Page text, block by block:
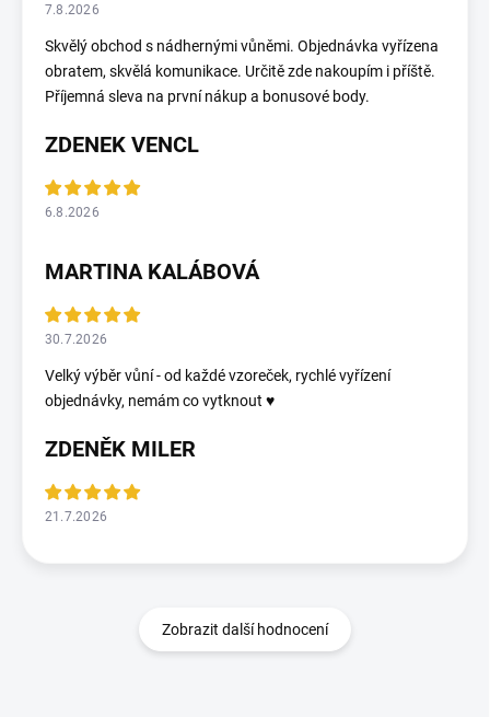
7.8.2026
Skvělý obchod s nádhernými vůněmi. Objednávka vyřízena
obratem, skvělá komunikace. Určitě zde nakoupím i příště.
Příjemná sleva na první nákup a bonusové body.
ZDENEK VENCL
6.8.2026
MARTINA KALÁBOVÁ
30.7.2026
Velký výběr vůní - od každé vzoreček, rychlé vyřízení
objednávky, nemám co vytknout ♥️
ZDENĚK MILER
21.7.2026
Zobrazit další hodnocení